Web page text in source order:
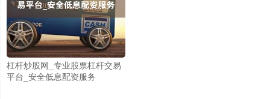
杠杆炒股网_专业股票杠杆交易
平台_安全低息配资服务